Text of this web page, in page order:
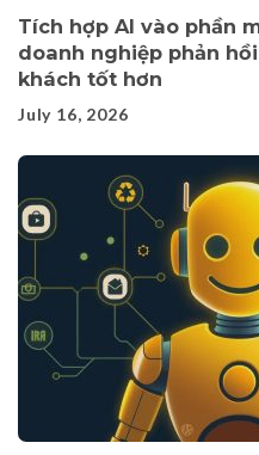
Tích hợp AI vào phần
doanh nghiệp phản
khách tốt hơn
July 16, 2026